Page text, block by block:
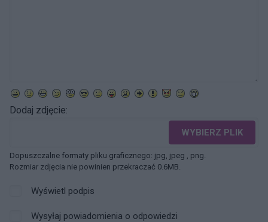
Dodaj zdjęcie:
WYBIERZ PLIK
Dopuszczalne formaty pliku graficznego: jpg, jpeg , png.
Rozmiar zdjęcia nie powinien przekraczać 0.6MB.
Wyświetl podpis
Wysyłaj powiadomienia o odpowiedzi